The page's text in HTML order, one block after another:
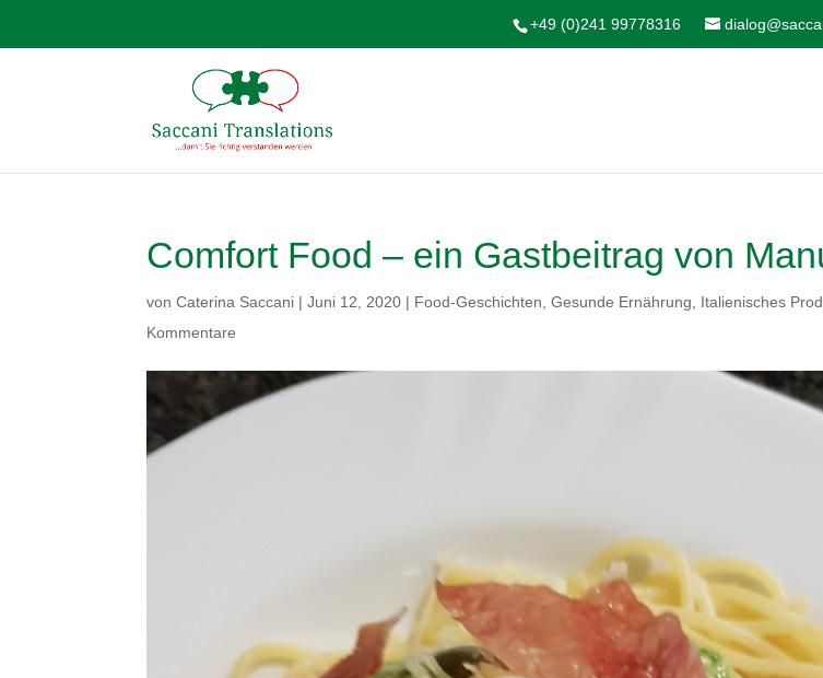
+49 (0)241 99778316
Comfort Food – ein Gastbeitrag von
vonCaterina Saccani |Juni 12, 2020 | Food-Geschichten ,Gesunde Ernährung Italienisches
Kommentare